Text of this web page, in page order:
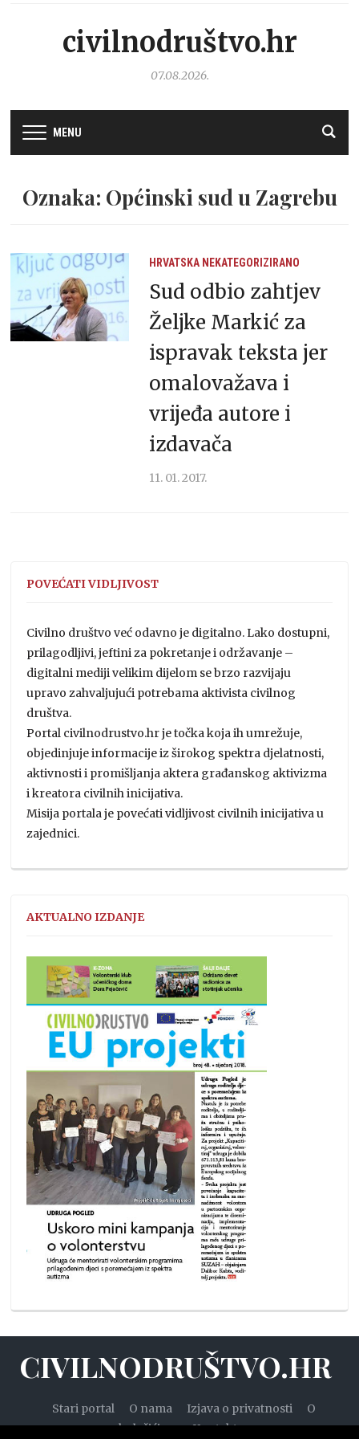
civilnodruštvo.hr
07.08.2026.
MENU
Oznaka: Općinski sud u Zagrebu
HRVATSKA NEKATEGORIZIRANO
Sud odbio zahtjev
Željke Markić za
ispravak teksta jer
omalovažava i
vrijeđa autore i
izdavača
11. 01. 2017.
POVEĆATI VIDLJIVOST
Civilno društvo već odavno je digitalno. Lako dostupni,
prilagodljivi, jeftini za pokretanje i održavanje –
digitalni mediji velikim dijelom se brzo razvijaju
upravo zahvaljujući potrebama aktivista civilnog
društva.
Portal civilnodrustvo.hr je točka koja ih umrežuje,
objedinjuje informacije iz širokog spektra djelatnosti,
aktivnosti i promišljanja aktera građanskog aktivizma
i kreatora civilnih inicijativa.
Misija portala je povećati vidljivost civilnih inicijativa u
zajednici.
AKTUALNO IZDANJE
CIVILNODRUŠTVO.HR
Stari portal O nama Izjava o privatnosti
O
kolačićima
Kontakt